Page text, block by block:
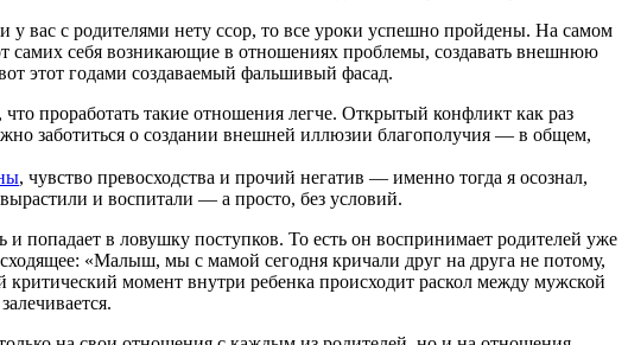
вас с родителями нету ссор, то все уроки успешно пройдены. На самом
самих себя возникающие в отношениях проблемы, создавать внешнюю
этот годами создаваемый фальшивый фасад.
проработать такие отношения легче. Открытый конфликт как раз
заботиться о создании внешней иллюзии благополучия — в общем,
, чувство превосходства и прочий негатив — именно тогда я осознал,
и воспитали — а просто, без условий.
попадает в ловушку поступков. То есть он воспринимает родителей уже
«Малыш, мы с мамой сегодня кричали друг на друга не потому,
момент внутри ребенка происходит раскол между мужской